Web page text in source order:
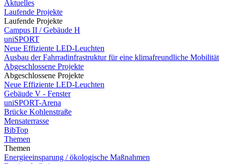
Aktuelles
Laufende Projekte
Laufende Projekte
Campus II / Gebäude H
uniSPORT
Neue Effiziente LED-Leuchten
Ausbau der Fahrradinfrastruktur für eine klimafreundliche Mobilität
Abgeschlossene Projekte
Abgeschlossene Projekte
Neue Effiziente LED-Leuchten
Gebäude V - Fenster
uniSPORT-Arena
Brücke Kohlenstraße
Mensaterrasse
BibTop
Themen
Themen
Energieeinsparung / ökologische Maßnahmen